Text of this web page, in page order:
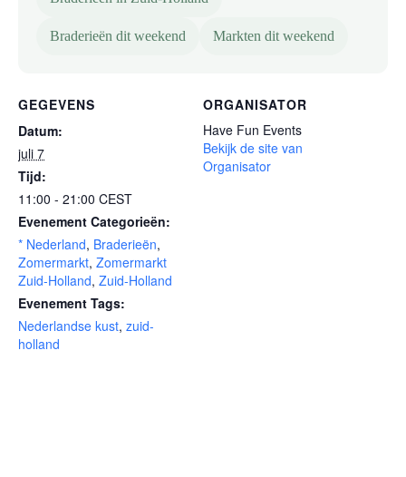
Braderieën dit weekend Markten dit weekend
GEGEVENS
Datum:
juli 7
Tijd:
11:00 - 21:00 CEST
Evenement Categorieën:
* Nederland, Braderieën,
Zomermarkt, Zomermarkt
Zuid-Holland, Zuid-Holland
Evenement Tags:
Nederlandse kust, zuid-
holland
ORGANISATOR
Have Fun Events
Bekijk de site van
Organisator